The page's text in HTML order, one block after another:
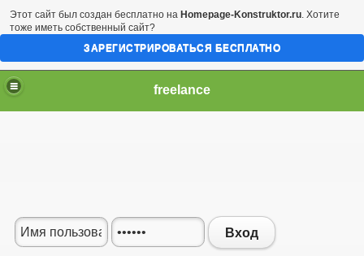
freelance
Вход
Этот сайт был создан бесплатно на Homepage-Konstruktor.ru. Хотите
тоже иметь собственный сайт?
ЗАРЕГИСТРИРОВАТЬСЯ БЕСПЛАТНО